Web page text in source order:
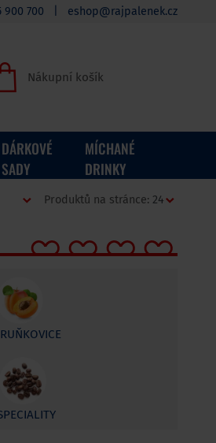
900 700 eshop@rajpalenek.cz
Nákupní košík
DÁRKOVÉ
SADY
MÍCHANÉ
DRINKY
Produktů na stránce: